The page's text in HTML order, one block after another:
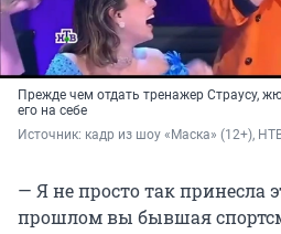
Прежде чем отдать тренажер Страусу,
его на себе
Источник: кадр из шоу «Маска» (12+),
— Я не просто так принесла
прошлом вы бывшая